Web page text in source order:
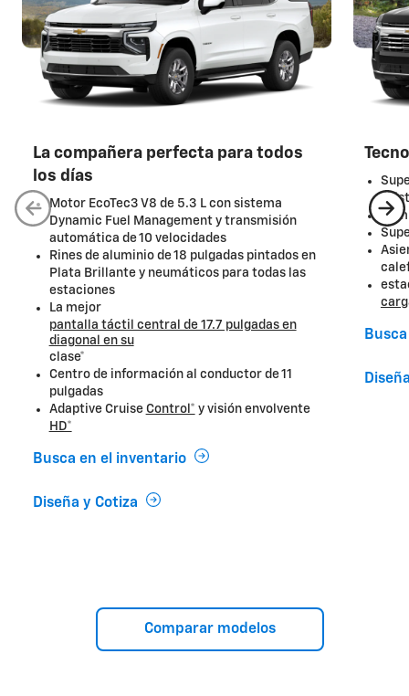
La compañera perfecta para todos
los días
Motor EcoTec3 V8 de 5.3 L con sistema
Dynamic Fuel Management y transmisión
automática de 10 velocidades
Rines de aluminio de 18 pulgadas pintados en
Plata Brillante y neumáticos para todas las
estaciones
La mejor
pantalla táctil central de 17.7 pulgadas en
diagonal en su
clase*
Centro de información al conductor de 11
pulgadas
Adaptive Cruise Control* y visión envolvente
HD*
Busca en el inventario
Diseña y Cotiza
Comparar modelos